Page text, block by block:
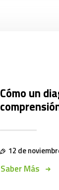
Cómo un
12 de
Saber Más